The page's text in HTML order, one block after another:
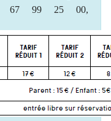
67 99 25 00,